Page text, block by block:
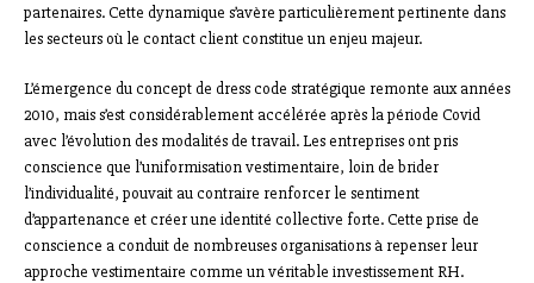
partenaires. Cette dynamique s’avère particulièrement pertinente dans
les secteurs où le contact client constitue un enjeu majeur.
L’émergence du concept de dress code stratégique remonte aux années
2010, mais s’est considérablement accélérée après la période Covid
avec l’évolution des modalités de travail. Les entreprises ont pris
conscience que l’uniformisation vestimentaire, loin de brider
l’individualité, pouvait au contraire renforcer le sentiment
d’appartenance et créer une identité collective forte. Cette prise de
conscience a conduit de nombreuses organisations à repenser leur
approche vestimentaire comme un véritable investissement RH.